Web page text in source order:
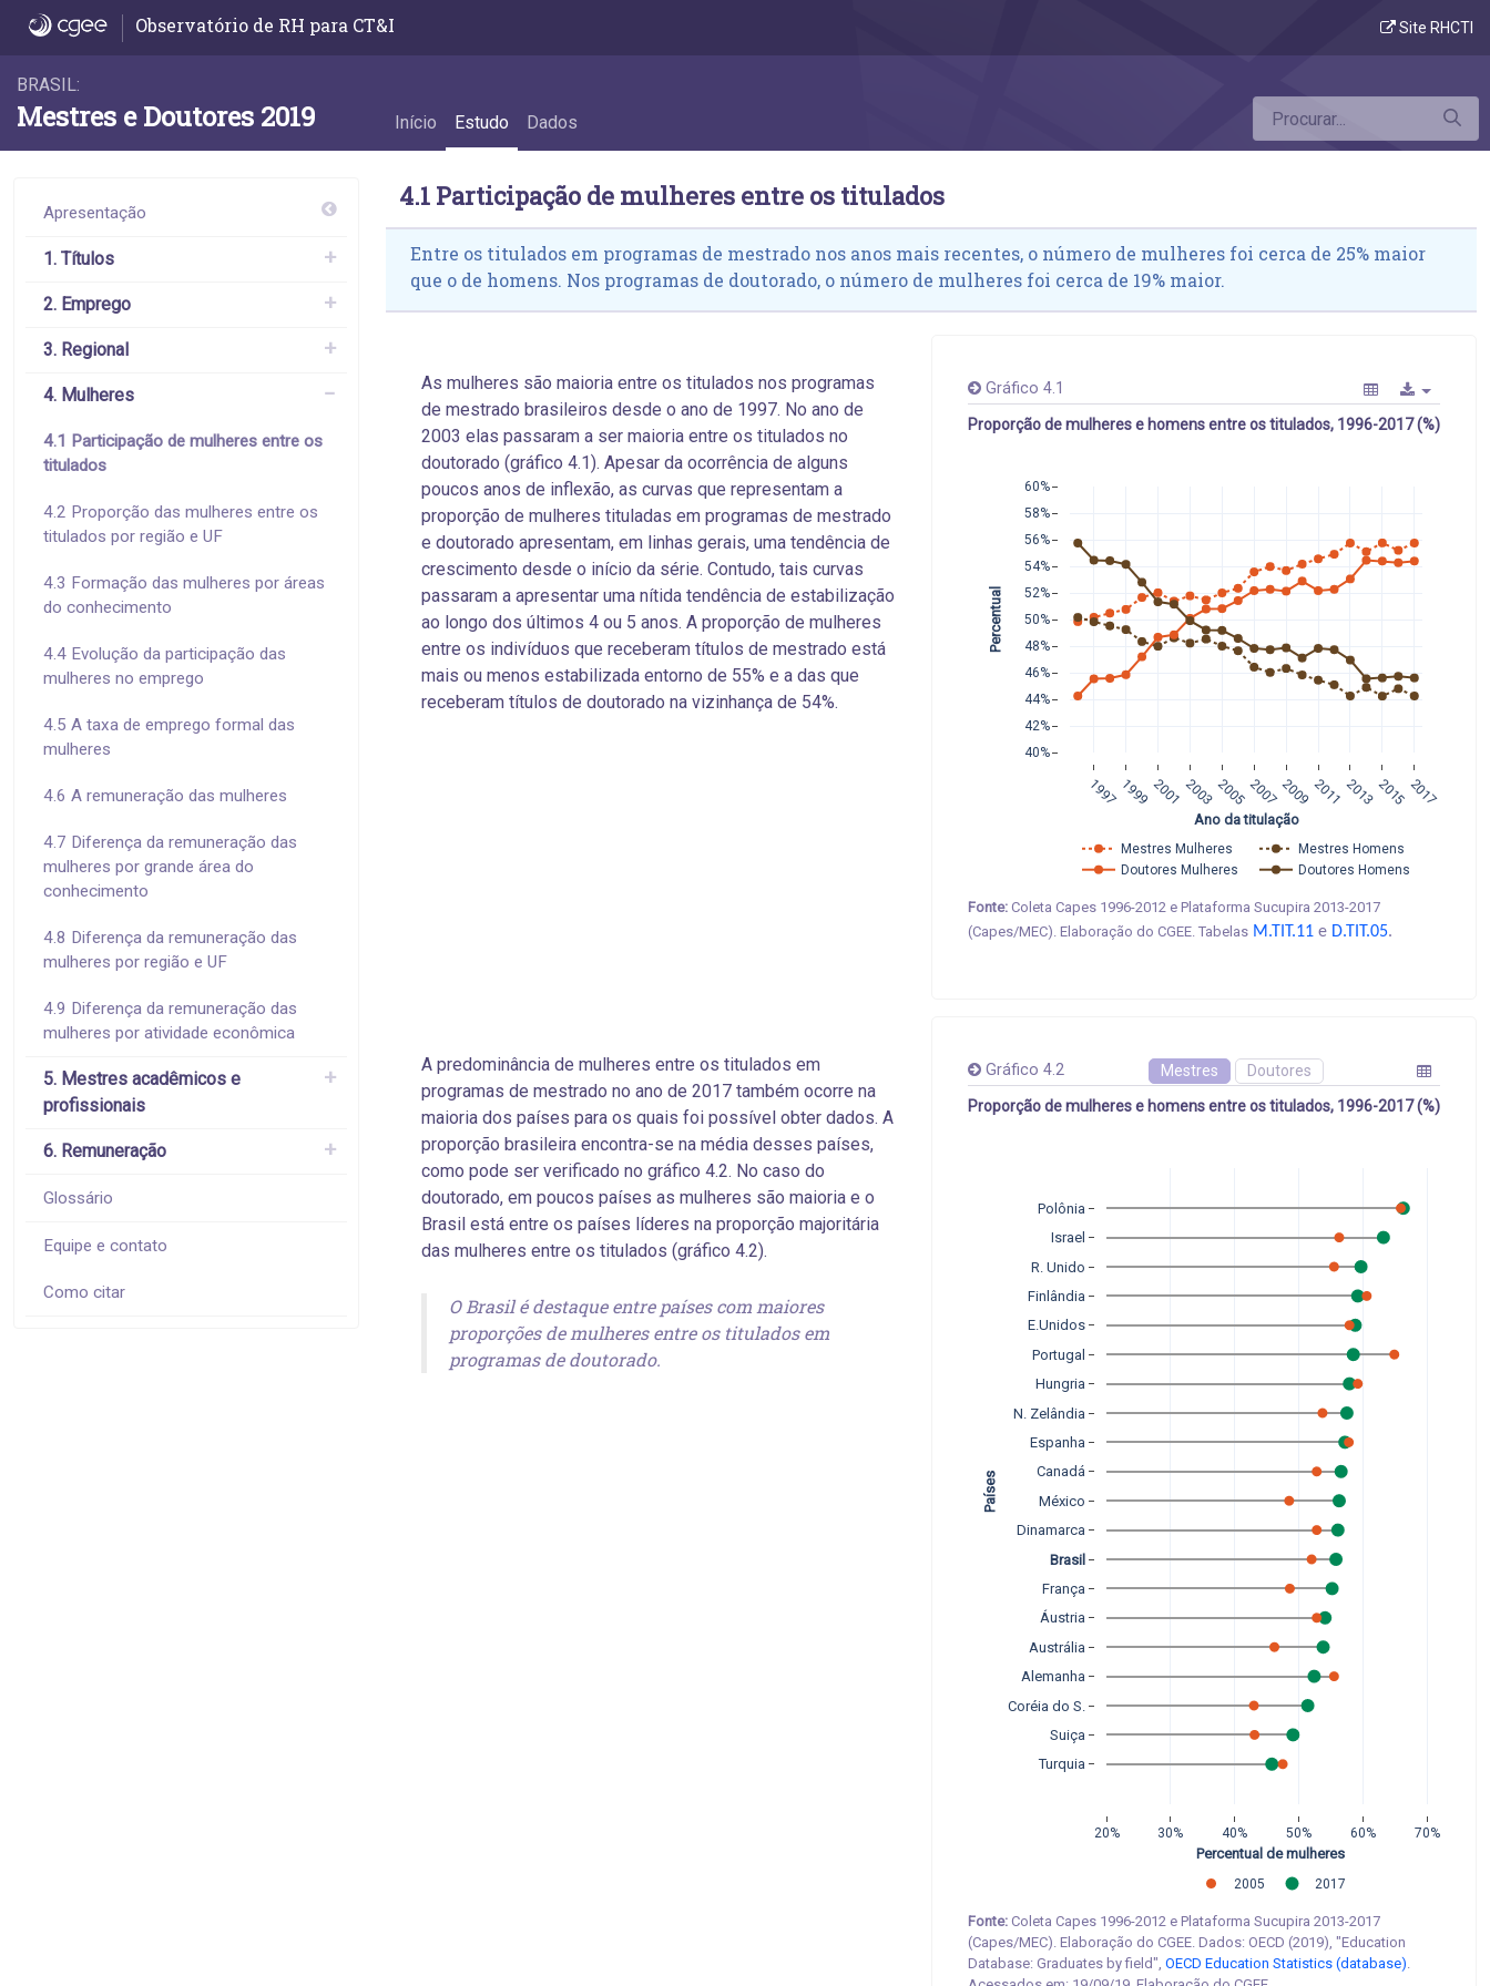
4.1 Participação de mulheres entre os titulados - 4.1 Participação de mulheres entre os titulados
Observatório de RH para CT&I Site RHCTI
BRASIL:
Mestres e Doutores 2019 Início Estudo Dados
Apresentação
1. Títulos
2. Emprego
3. Regional
4. Mulheres
4.1 Participação de mulheres entre os
titulados
4.2 Proporção das mulheres entre os
titulados por região e UF
4.3 Formação das mulheres por áreas
do conhecimento
4.4 Evolução da participação das
mulheres no emprego
4.5 A taxa de emprego formal das
mulheres
4.6 A remuneração das mulheres
4.7 Diferença da remuneração das
mulheres por grande área do
conhecimento
4.8 Diferença da remuneração das
mulheres por região e UF
4.9 Diferença da remuneração das
mulheres por atividade econômica
5. Mestres acadêmicos e
profissionais
6. Remuneração
Glossário
Equipe e contato
Como citar
4.1 Participação de mulheres entre os titulados
Entre os titulados em programas de mestrado nos anos mais recentes, o número de mulheres foi cerca de 25% maior
que o de homens. Nos programas de doutorado, o número de mulheres foi cerca de 19% maior.
As mulheres são maioria entre os titulados nos programas
de mestrado brasileiros desde o ano de 1997. No ano de
2003 elas passaram a ser maioria entre os titulados no
doutorado (gráfico 4.1). Apesar da ocorrência de alguns
poucos anos de inflexão, as curvas que representam a
proporção de mulheres tituladas em programas de mestrado
e doutorado apresentam, em linhas gerais, uma tendência de
crescimento desde o início da série. Contudo, tais curvas
passaram a apresentar uma nítida tendência de estabilização
ao longo dos últimos 4 ou 5 anos. A proporção de mulheres
entre os indivíduos que receberam títulos de mestrado está
mais ou menos estabilizada entorno de 55% e a das que
receberam títulos de doutorado na vizinhança de 54%.
Gráfico 4.1
Proporção de mulheres e homens entre os titulados, 1996-2017 (%)
19971999200120032005200720092011201320152017
40%
42%
44%
46%
48%
50%
52%
54%
56%
58%
60%
Mestres Mulheres
Doutores Mulheres
Mestres Homens
Doutores Homens
Ano da titulação
Percentual
Fonte: Coleta Capes 1996-2012 e Plataforma Sucupira 2013-2017
(Capes/MEC). Elaboração do CGEE. Tabelas M.TIT.11 e D.TIT.05.
A predominância de mulheres entre os titulados em
programas de mestrado no ano de 2017 também ocorre na
maioria dos países para os quais foi possível obter dados. A
proporção brasileira encontra-se na média desses países,
como pode ser verificado no gráfico 4.2. No caso do
doutorado, em poucos países as mulheres são maioria e o
Brasil está entre os países líderes na proporção majoritária
das mulheres entre os titulados (gráfico 4.2).
O Brasil é destaque entre países com maiores
proporções de mulheres entre os titulados em
programas de doutorado.
Gráfico 4.2 Mestres Doutores
Proporção de mulheres e homens entre os titulados, 1996-2017 (%)
20% 30% 40% 50% 60% 70%
Turquia
Suiça
Coréia do S.
Alemanha
Austrália
Áustria
França
Brasil
Dinamarca
México
Canadá
Espanha
N. Zelândia
Hungria
Portugal
E.Unidos
Finlândia
R. Unido
Israel
Polônia
2005 2017
Percentual de mulheres
Países
Fonte: Coleta Capes 1996-2012 e Plataforma Sucupira 2013-2017
(Capes/MEC). Elaboração do CGEE. Dados: OECD (2019), "Education
Database: Graduates by field", OECD Education Statistics (database).